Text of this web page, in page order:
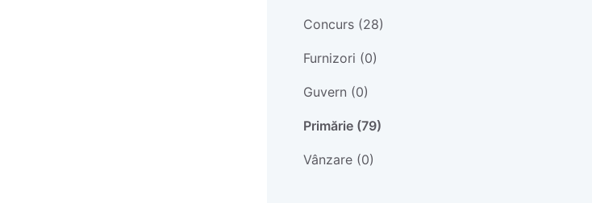
Concurs (28)
Furnizori (0)
Guvern (0)
Primărie (79)
Vânzare (0)